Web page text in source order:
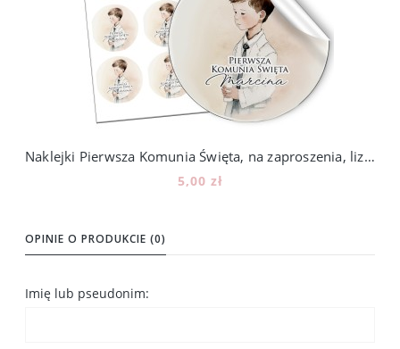
Naklejki Pierwsza Komunia Święta, na zaproszenia, lizaki, miód, 12szt, 109_12
5,00 zł
OPINIE O PRODUKCIE (0)
Imię lub pseudonim: